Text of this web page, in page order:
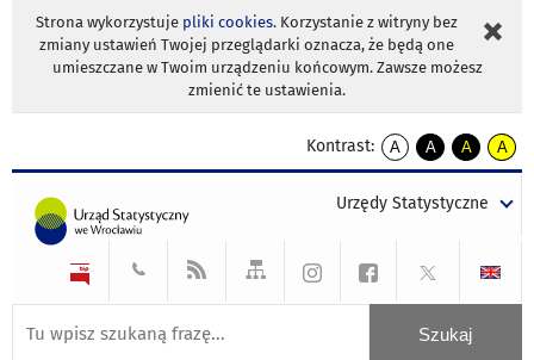
Strona wykorzystuje pliki cookies. Korzystanie z witryny bez
zmiany ustawień Twojej przeglądarki oznacza, że będą one
umieszczane w Twoim urządzeniu końcowym. Zawsze możesz
zmienić te ustawienia.
Kontrast:
A
kontrast
A
kontrast
tekst
czarnym
A
kontrast
tekst
czarnym
A
tekst
żółtym
Urzędy Statystyczne